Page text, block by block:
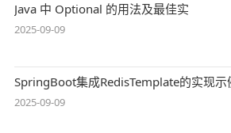
Java 中 Optional 的用法及最佳实
2025-09-09
SpringBoot集成RedisTemplate的实现示
2025-09-09